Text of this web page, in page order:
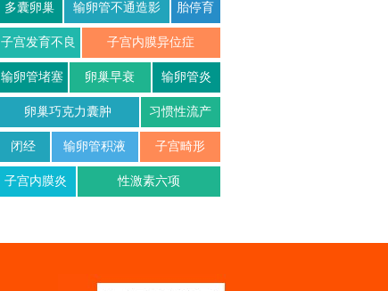
多囊卵巢 输卵管不通造影 胎停育
子宫发育不良 子宫内膜异位症
输卵管堵塞 卵巢早衰 输卵管炎
卵巢巧克力囊肿 习惯性流产
闭经 输卵管积液 子宫畸形
子宫内膜炎 性激素六项